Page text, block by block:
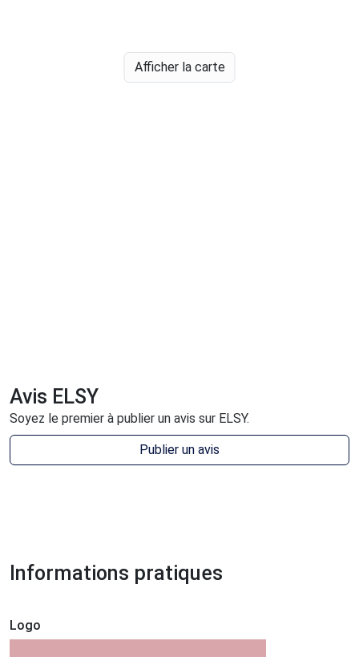
Afficher la carte
Avis ELSY
Soyez le premier à publier un avis sur ELSY.
Publier un avis
Informations pratiques
Logo